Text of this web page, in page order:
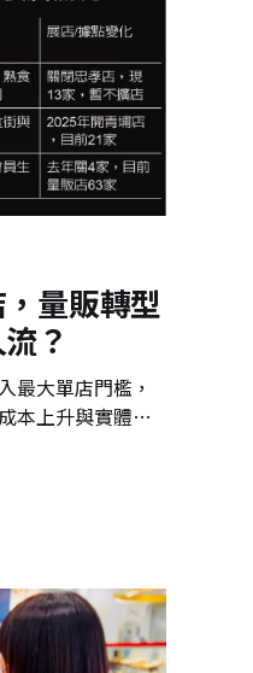
量販轉型
？
最大單店門檻，
本上升與實體人
數位平台真正的
獲利結構。